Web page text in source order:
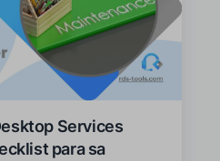
Services
para sa